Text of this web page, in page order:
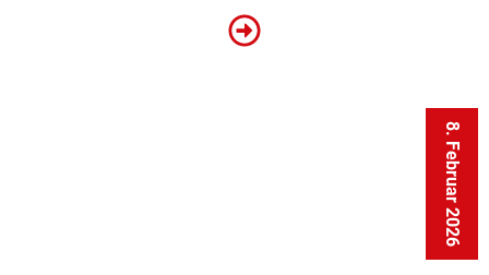
8. Februar 2026